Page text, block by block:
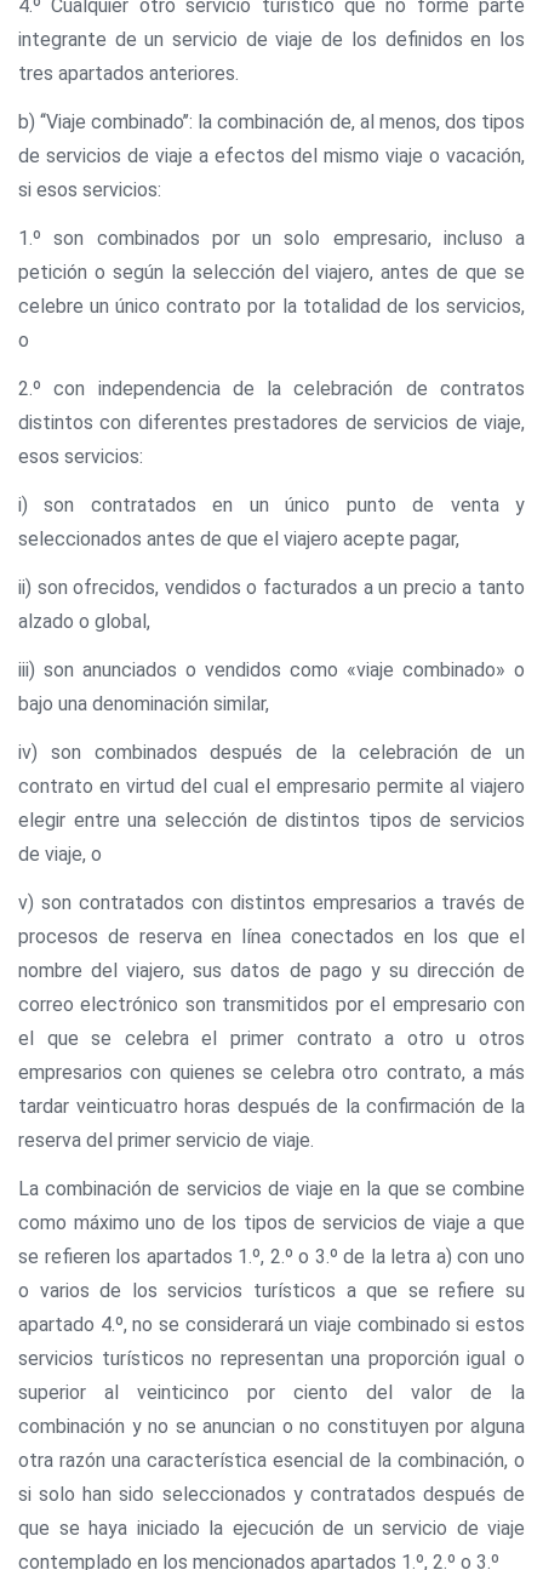
4.º Cualquier otro servicio turístico que no forme parte
integrante de un servicio de viaje de los definidos en los
tres apartados anteriores.
b) ‘‘Viaje combinado’’: la combinación de, al menos, dos tipos
de servicios de viaje a efectos del mismo viaje o vacación,
si esos servicios:
1.º son combinados por un solo empresario, incluso a
petición o según la selección del viajero, antes de que se
celebre un único contrato por la totalidad de los servicios,
o
2.º con independencia de la celebración de contratos
distintos con diferentes prestadores de servicios de viaje,
esos servicios:
i) son contratados en un único punto de venta y
seleccionados antes de que el viajero acepte pagar,
ii) son ofrecidos, vendidos o facturados a un precio a tanto
alzado o global,
iii) son anunciados o vendidos como «viaje combinado» o
bajo una denominación similar,
iv) son combinados después de la celebración de un
contrato en virtud del cual el empresario permite al viajero
elegir entre una selección de distintos tipos de servicios
de viaje, o
v) son contratados con distintos empresarios a través de
procesos de reserva en línea conectados en los que el
nombre del viajero, sus datos de pago y su dirección de
correo electrónico son transmitidos por el empresario con
el que se celebra el primer contrato a otro u otros
empresarios con quienes se celebra otro contrato, a más
tardar veinticuatro horas después de la confirmación de la
reserva del primer servicio de viaje.
La combinación de servicios de viaje en la que se combine
como máximo uno de los tipos de servicios de viaje a que
se refieren los apartados 1.º, 2.º o 3.º de la letra a) con uno
o varios de los servicios turísticos a que se refiere su
apartado 4.º, no se considerará un viaje combinado si estos
servicios turísticos no representan una proporción igual o
superior al veinticinco por ciento del valor de la
combinación y no se anuncian o no constituyen por alguna
otra razón una característica esencial de la combinación, o
si solo han sido seleccionados y contratados después de
que se haya iniciado la ejecución de un servicio de viaje
contemplado en los mencionados apartados 1.º, 2.º o 3.º